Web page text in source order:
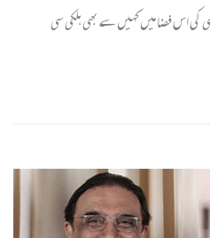
کی اس فضا میں کہیں سے بھی ہلکی سی